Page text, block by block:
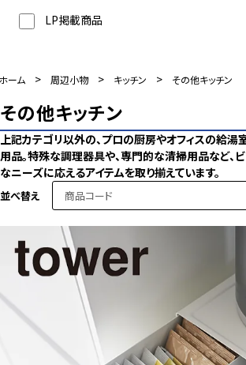
LP掲載商品
ーム > 周辺小物 > キッチン > その他キッチン
その他キッチン
上記カテゴリ以外の、プロの厨房やオフィスの給湯
用品。特殊な調理器具や、専門的な清掃用品など、
なニーズに応えるアイテムを取り揃えています。
並べ替え